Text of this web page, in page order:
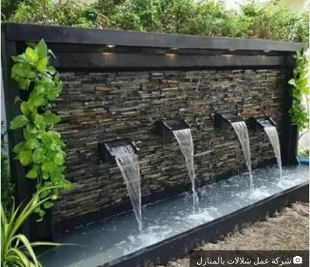
شركة عمل شلالات بالمنازل